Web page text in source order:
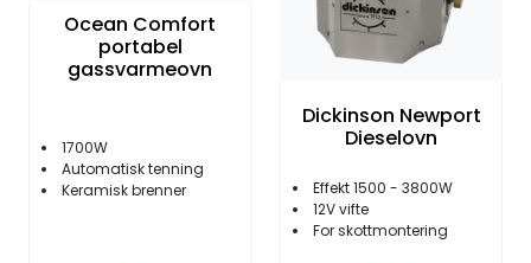
Ocean Comfort
portabel
gassvarmeovn
1700W
Automatisk tenning
Keramisk brenner
Dickinson Newport
Dieselovn
Effekt 1500 - 3800W
12V vifte
For skottmontering
Outlet